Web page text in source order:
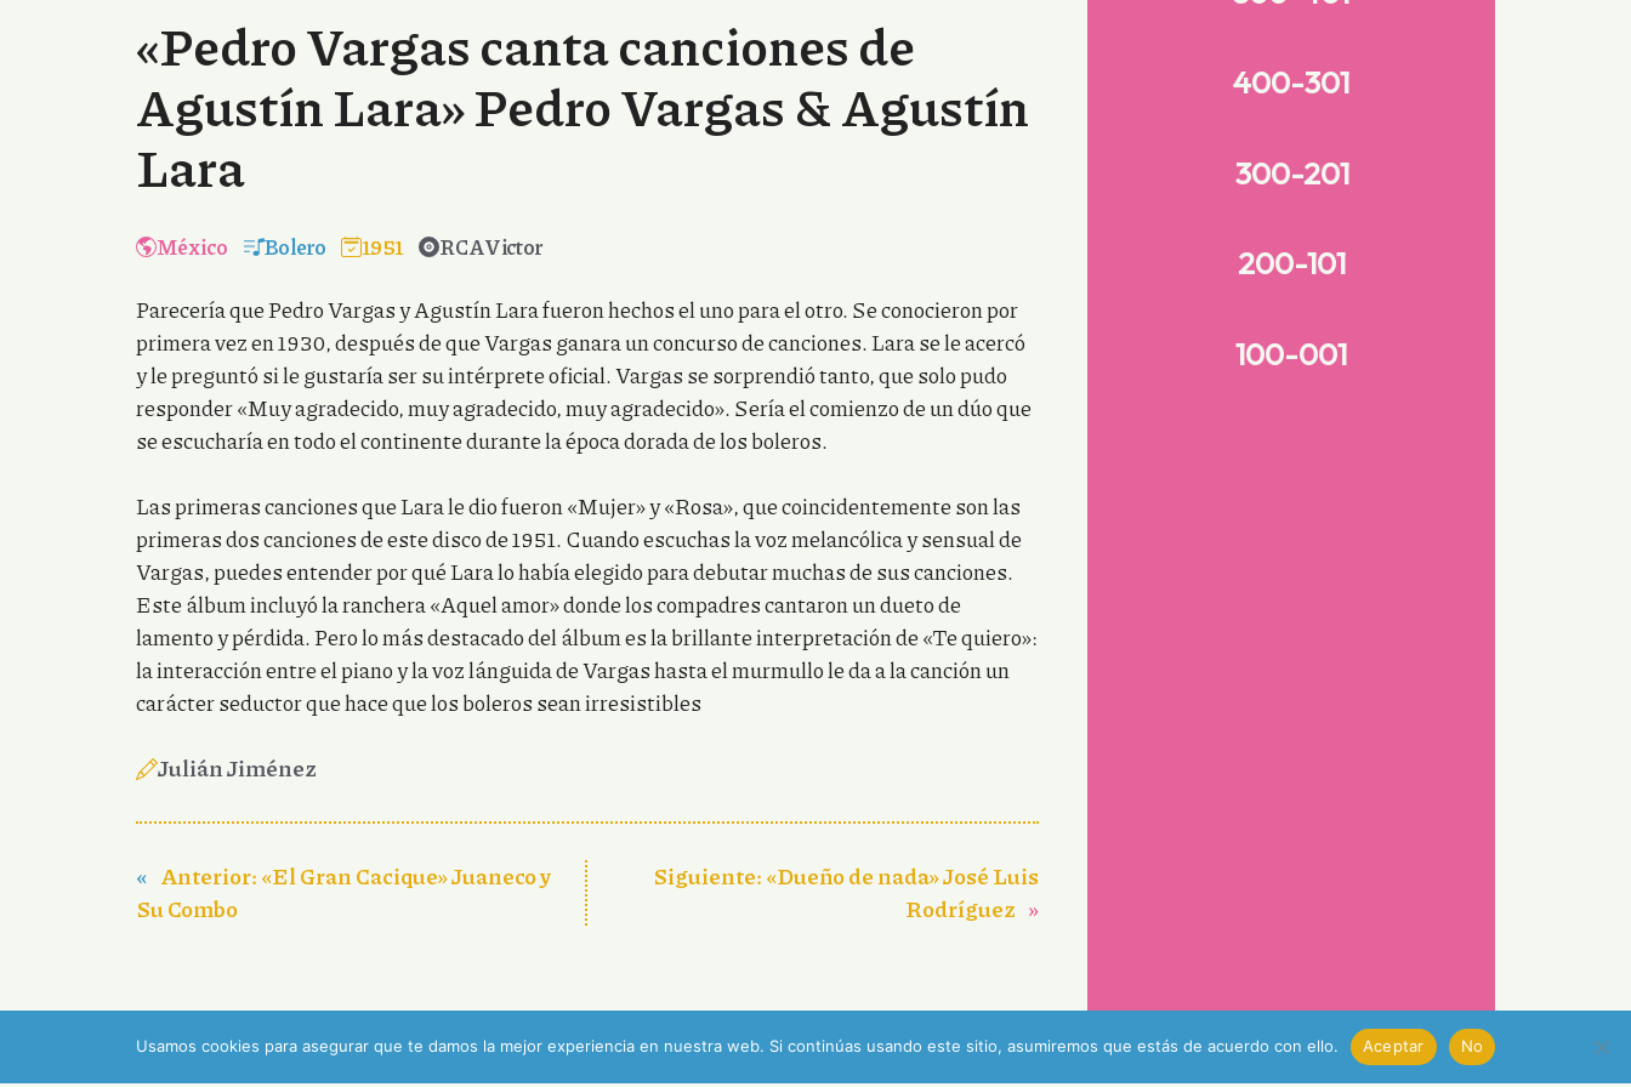
«Pedro Vargas canta canciones de
Agustín Lara» Pedro Vargas & Agustín
Lara
México Bolero 1951 RCA Victor
Parecería que Pedro Vargas y Agustín Lara fueron hechos el uno para el otro. Se conocieron por
primera vez en 1930, después de que Vargas ganara un concurso de canciones. Lara se le acercó
y le preguntó si le gustaría ser su intérprete oficial. Vargas se sorprendió tanto, que solo pudo
responder «Muy agradecido, muy agradecido, muy agradecido». Sería el comienzo de un dúo que
se escucharía en todo el continente durante la época dorada de los boleros.
Las primeras canciones que Lara le dio fueron «Mujer» y «Rosa», que coincidentemente son las
primeras dos canciones de este disco de 1951. Cuando escuchas la voz melancólica y sensual de
Vargas, puedes entender por qué Lara lo había elegido para debutar muchas de sus canciones.
Este álbum incluyó la ranchera «Aquel amor» donde los compadres cantaron un dueto de
lamento y pérdida. Pero lo más destacado del álbum es la brillante interpretación de «Te quiero»:
la interacción entre el piano y la voz lánguida de Vargas hasta el murmullo le da a la canción un
carácter seductor que hace que los boleros sean irresistibles
Julián Jiménez
« Anterior:«El Gran Cacique» Juaneco y
Su Combo
Siguiente:«Dueño de nada» José Luis
Rodríguez »
400-301
300-201
200-101
100-001
Usamos cookies para asegurar que te damos la mejor experiencia en nuestra web. Si continúas usando este sitio, asumiremos que estás de acuerdo con ello. Aceptar No